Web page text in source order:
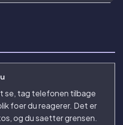
se, tag telefonen tilbage
foer du reagerer. Det er
og du saetter grensen.